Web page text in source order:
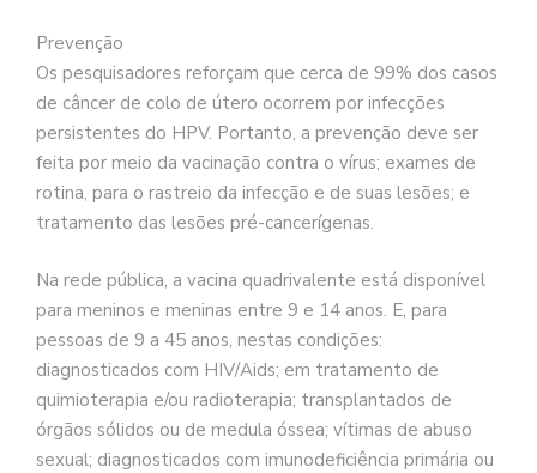
Prevenção
Os pesquisadores reforçam que cerca de 99% dos casos
de câncer de colo de útero ocorrem por infecções
persistentes do HPV. Portanto, a prevenção deve ser
feita por meio da vacinação contra o vírus; exames de
rotina, para o rastreio da infecção e de suas lesões; e
tratamento das lesões pré-cancerígenas.
Na rede pública, a vacina quadrivalente está disponível
para meninos e meninas entre 9 e 14 anos. E, para
pessoas de 9 a 45 anos, nestas condições:
diagnosticados com HIV/Aids; em tratamento de
quimioterapia e/ou radioterapia; transplantados de
órgãos sólidos ou de medula óssea; vítimas de abuso
sexual; diagnosticados com imunodeficiência primária ou